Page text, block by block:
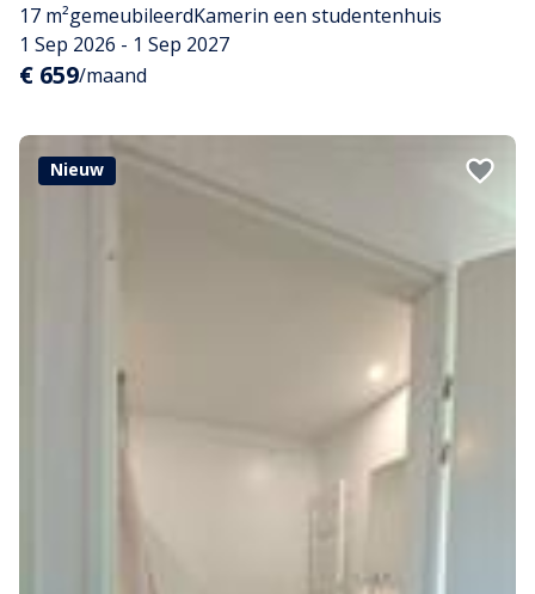
17 m²gemeubileerdKamerin een studentenhuis
1 Sep 2026 - 1 Sep 2027
€ 659/maand
Nieuw